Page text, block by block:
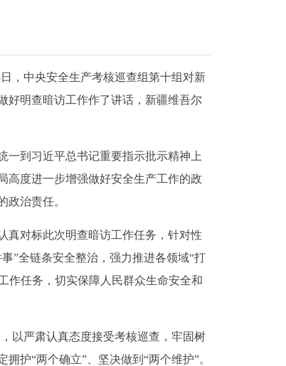
，中央安全生产考核巡查组第十组对新
好明查暗访工作作了讲话，新疆维吾尔
到习近平总书记重要指示批示精神上
高度进一步增强做好安全生产工作的政
治责任。
对标此次明查暗访工作任务，针对性
”全链条安全整治，强力推进各领域“打
作任务，切实保障人民群众生命安全和
以严肃认真态度接受考核巡查，牢固树
护“两个确立”、坚决做到“两个维护”。